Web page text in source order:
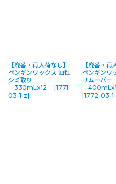
【廃番・再入荷なし】
ペンギンワックス 油性
シミ取り
［330mLx12］
[1771-
03-1-z]
【廃番・再
ペンギンワ
リムーバー
［
[1772-03-